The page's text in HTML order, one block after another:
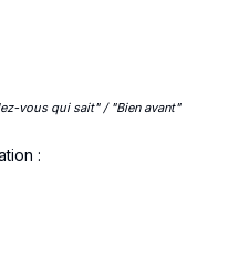
vous qui sait" / "Bien avant"
: